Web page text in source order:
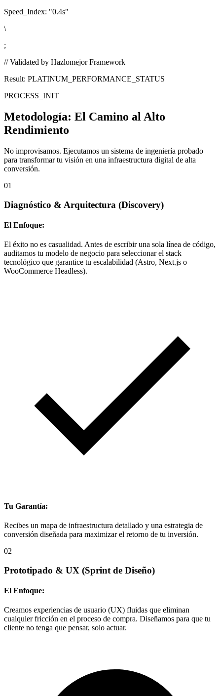
Speed_Index: "0.4s"
\
;
// Validated by Hazlomejor Framework
Result: PLATINUM_PERFORMANCE_STATUS
PROCESS_INIT
Metodología: El Camino al Alto
Rendimiento
No improvisamos. Ejecutamos un sistema de ingeniería probado
para transformar tu visión en una infraestructura digital de alta
conversión.
01
Diagnóstico & Arquitectura (Discovery)
El Enfoque:
El éxito no es casualidad. Antes de escribir una sola línea de código,
auditamos tu modelo de negocio para seleccionar el stack
tecnológico que garantice tu escalabilidad (Astro, Next.js o
WooCommerce Headless).
Tu Garantía:
Recibes un mapa de infraestructura detallado y una estrategia de
conversión diseñada para maximizar el retorno de tu inversión.
02
Prototipado & UX (Sprint de Diseño)
El Enfoque:
Creamos experiencias de usuario (UX) fluidas que eliminan
cualquier fricción en el proceso de compra. Diseñamos para que tu
cliente no tenga que pensar, solo actuar.